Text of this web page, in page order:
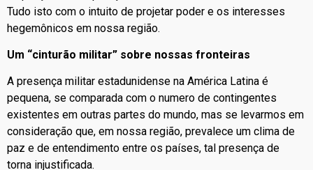
Tudo isto com o intuito de projetar poder e os interesses
hegemônicos em nossa região.
Um “cinturão militar” sobre nossas fronteiras
A presença militar estadunidense na América Latina é
pequena, se comparada com o numero de contingentes
existentes em outras partes do mundo, mas se levarmos em
consideração que, em nossa região, prevalece um clima de
paz e de entendimento entre os países, tal presença de
torna injustificada.